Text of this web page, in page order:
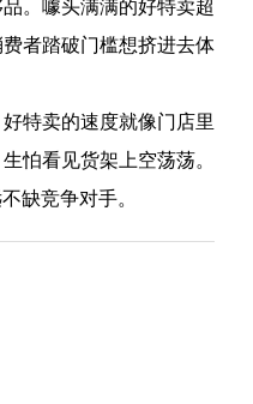
者踏破门槛想挤进去体
特卖的速度就像门店里
怕看见货架上空荡荡。
缺竞争对手。